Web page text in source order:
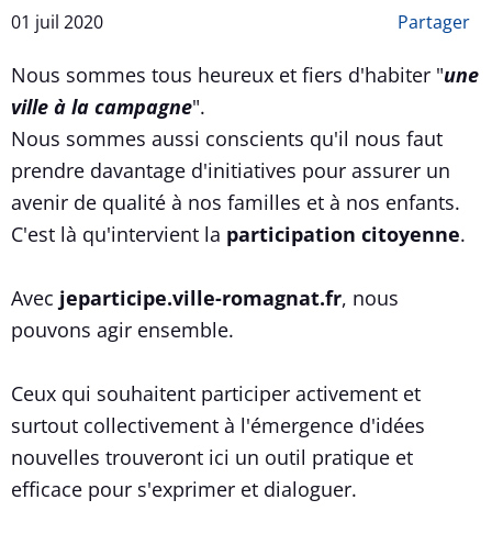
01 juil 2020 Partager
Nous sommes tous heureux et fiers d'habiter "une
ville à la campagne".
Nous sommes aussi conscients qu'il nous faut
prendre davantage d'initiatives pour assurer un
avenir de qualité à nos familles et à nos enfants.
C'est là qu'intervient la participation citoyenne.
Avec jeparticipe.ville-romagnat.fr, nous
pouvons agir ensemble.
Ceux qui souhaitent participer activement et
surtout collectivement à l'émergence d'idées
nouvelles trouveront ici un outil pratique et
efficace pour s'exprimer et dialoguer.